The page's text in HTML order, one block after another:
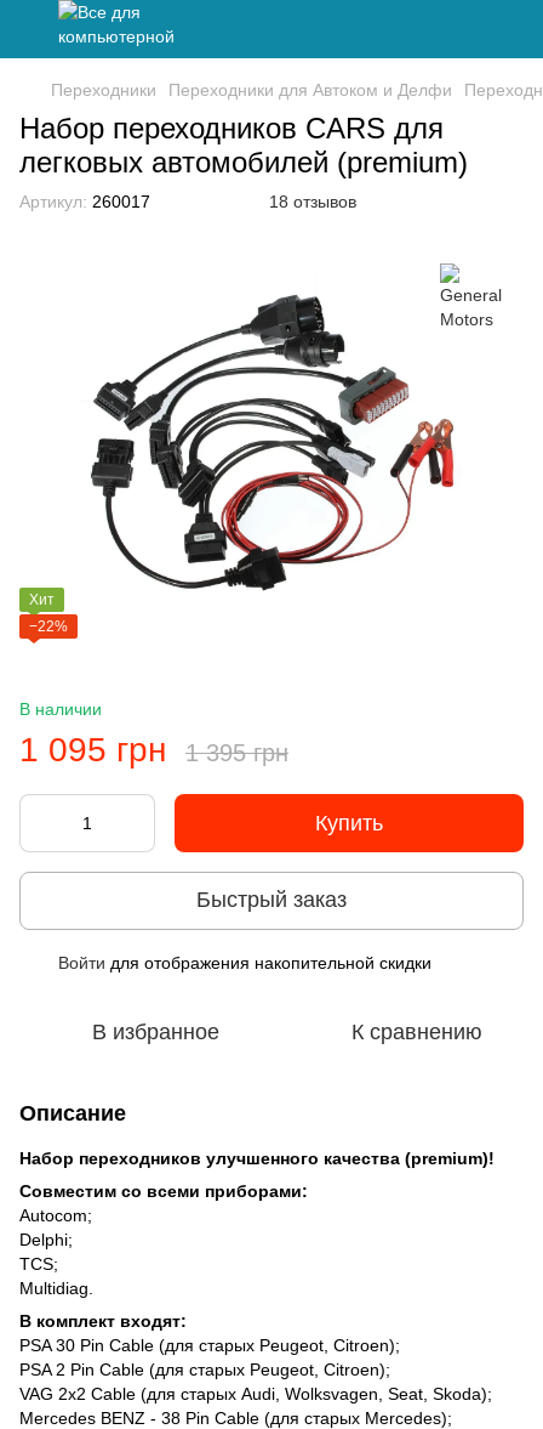
Переходники Переходники для Автоком и Делфи
Набор переходников CARS для
легковых автомобилей (premium)
Артикул: 260017 18 отзывов
Хит
−22%
В наличии
1 095 грн 1 395 грн
Купить
Быстрый заказ
Войти для отображения накопительной скидки
В избранное К сравнению
Описание
Набор переходников улучшенного качества (premium)!
Совместим со всеми приборами:
Autocom;
Delphi;
TCS;
Multidiag.
В комплект входят:
PSA 30 Pin Cable (для старых Peugeot, Citroen);
PSA 2 Pin Cable (для старых Peugeot, Citroen);
VAG 2x2 Cable (для старых Audi, Wolksvagen, Seat, Skoda);
Mercedes BENZ - 38 Pin Cable (для старых Mercedes);